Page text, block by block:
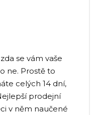
se vám vaše
ne. Prostě to
celých 14 dní,
prodejní
v něm naučené